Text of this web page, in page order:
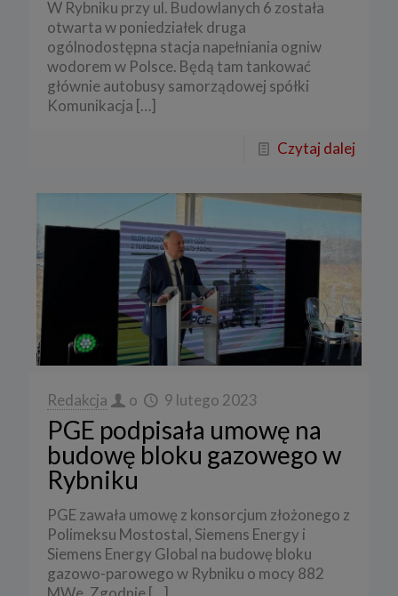
W Rybniku przy ul. Budowlanych 6 została
otwarta w poniedziałek druga
ogólnodostępna stacja napełniania ogniw
wodorem w Polsce. Będą tam tankować
głównie autobusy samorządowej spółki
Komunikacja […]
Czytaj dalej
Redakcja o 9 lutego 2023
PGE podpisała umowę na
budowę bloku gazowego w
Rybniku
PGE zawała umowę z konsorcjum złożonego z
Polimeksu Mostostal, Siemens Energy i
Siemens Energy Global na budowę bloku
gazowo-parowego w Rybniku o mocy 882